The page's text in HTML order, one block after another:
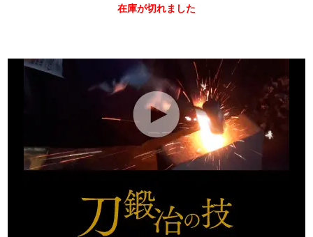
在庫が切れました